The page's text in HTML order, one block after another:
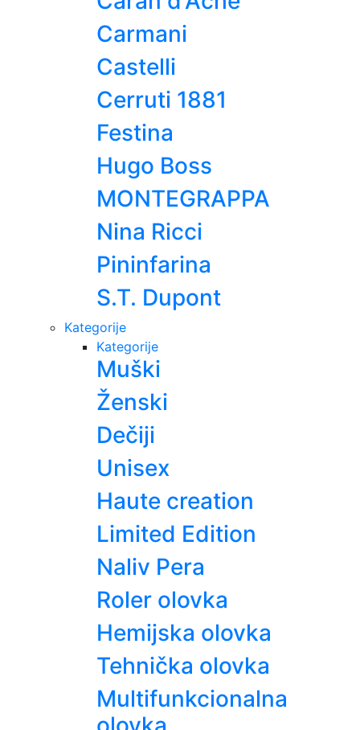
Carmani
Castelli
Cerruti 1881
Festina
Hugo Boss
MONTEGRAPPA
Nina Ricci
Pininfarina
S.T. Dupont
Kategorije
Kategorije
Muški
Ženski
Dečiji
Unisex
Haute creation
Limited Edition
Naliv Pera
Roler olovka
Hemijska olovka
Tehnička olovka
Multifunkcionalna